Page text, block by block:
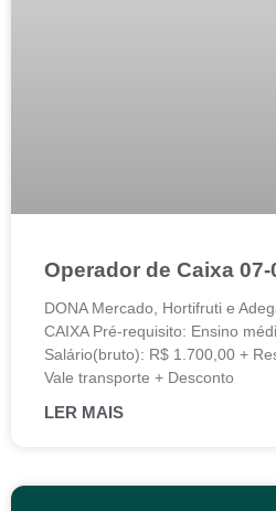
Operador de Caixa 07-
DONA Mercado, Hortifruti e
CAIXA Pré-requisito: Ensino
Salário(bruto): R$ 1.700,00 +
Vale transporte + Desconto
LER MAIS